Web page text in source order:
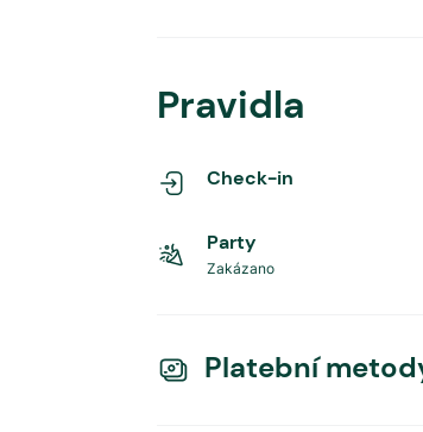
Pravidla
Check-in
Party
Zakázano
Platební